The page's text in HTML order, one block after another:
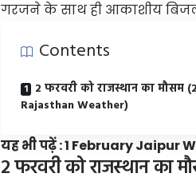
गरजने के साथ ही आकाशीय
Contents
2 फरवरी को राजस्थान का मौसम
Rajasthan Weather)
यह भी पढ़ें :1 February Jaipur
2 फरवरी को राजस्थान